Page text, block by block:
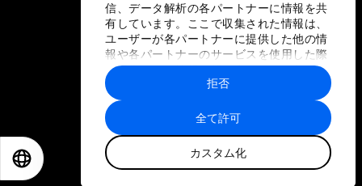
信、データ解析の各パートナーに情報を共
有しています。ここで収集された情報は、
ユーザーが各パートナーに提供した他の情
報や各パートナーのサービスを使用した際
に収集された情報と組み合わされ、各パー
トナーによって使用されることがありま
す。
全て許可
カスタム化
拒否
プライバシーポリシーと利用規約
サイトマップ
©
世界経済フォーラム